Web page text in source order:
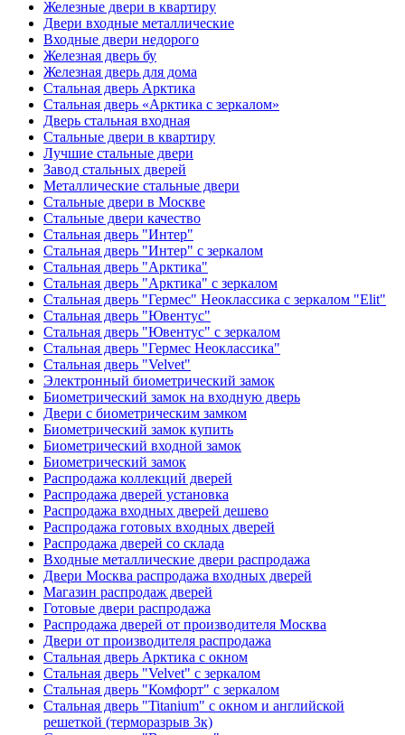
Железные двери в квартиру
Двери входные металлические
Входные двери недорого
Железная дверь бу
Железная дверь для дома
Стальная дверь Арктика
Стальная дверь «Арктика с зеркалом»
Дверь стальная входная
Стальные двери в квартиру
Лучшие стальные двери
Завод стальных дверей
Металлические стальные двери
Стальные двери в Москве
Стальные двери качество
Стальная дверь "Интер"
Стальная дверь "Интер" с зеркалом
Стальная дверь "Арктика"
Стальная дверь "Арктика" с зеркалом
Стальная дверь "Гермес" Неоклассика с зеркалом "Elit"
Стальная дверь "Ювентус"
Стальная дверь "Ювентус" с зеркалом
Стальная дверь "Гермес Неоклассика"
Стальная дверь "Velvet"
Электронный биометрический замок
Биометрический замок на входную дверь
Двери с биометрическим замком
Биометрический замок купить
Биометрический входной замок
Биометрический замок
Распродажа коллекций дверей
Распродажа дверей установка
Распродажа входных дверей дешево
Распродажа готовых входных дверей
Распродажа дверей со склада
Входные металлические двери распродажа
Двери Москва распродажа входных дверей
Магазин распродаж дверей
Готовые двери распродажа
Распродажа дверей от производителя Москва
Двери от производителя распродажа
Стальная дверь Арктика с окном
Стальная дверь "Velvet" с зеркалом
Стальная дверь "Комфорт" с зеркалом
Стальная дверь "Titanium" с окном и английской
решеткой (терморазрыв 3к)